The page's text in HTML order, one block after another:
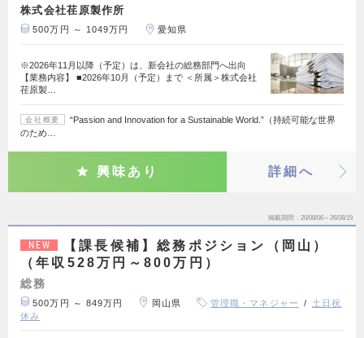
株式会社荏原製作所
500万円 ～ 1049万円 愛知県
※2026年11月以降（予定）は、新会社の総務部門へ出向
【業務内容】 ■2026年10月（予定）まで ＜所属＞株式会社
荏原製…
会社概要
“Passion and Innovation for a Sustainable World.”（持続可能な世界
のため…
興味あり 詳細へ
掲載期間 26/08/06～26/08/19
NEW
【課長候補】総務ポジション（岡山）
（年収528万円～800万円）
総務
500万円 ～ 849万円 岡山県 管理職・マネジャー
土日祝
休み